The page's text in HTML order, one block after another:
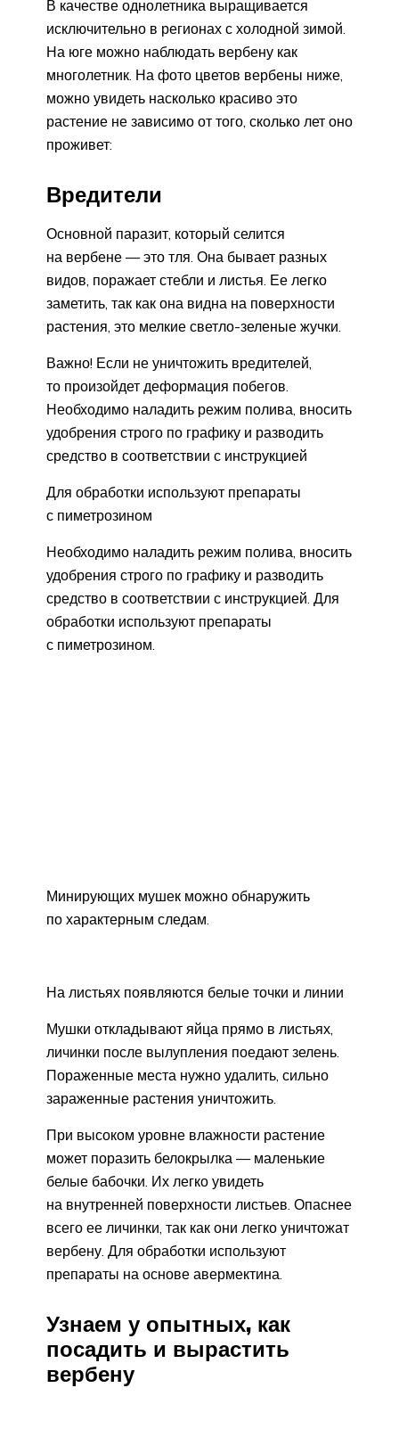
В качестве однолетника выращивается
исключительно в регионах с холодной зимой.
На юге можно наблюдать вербену как
многолетник. На фото цветов вербены ниже,
можно увидеть насколько красиво это
растение не зависимо от того, сколько лет оно
проживет:
Вредители
Основной паразит, который селится
на вербене — это тля. Она бывает разных
видов, поражает стебли и листья. Ее легко
заметить, так как она видна на поверхности
растения, это мелкие светло-зеленые жучки.
Важно! Если не уничтожить вредителей,
то произойдет деформация побегов.
Необходимо наладить режим полива, вносить
удобрения строго по графику и разводить
средство в соответствии с инструкцией
Для обработки используют препараты
с пиметрозином
Необходимо наладить режим полива, вносить
удобрения строго по графику и разводить
средство в соответствии с инструкцией. Для
обработки используют препараты
с пиметрозином.
Минирующих мушек можно обнаружить
по характерным следам.
На листьях появляются белые точки и линии
Мушки откладывают яйца прямо в листьях,
личинки после вылупления поедают зелень.
Пораженные места нужно удалить, сильно
зараженные растения уничтожить.
При высоком уровне влажности растение
может поразить белокрылка — маленькие
белые бабочки. Их легко увидеть
на внутренней поверхности листьев. Опаснее
всего ее личинки, так как они легко уничтожат
вербену. Для обработки используют
препараты на основе авермектина.
Узнаем у опытных, как
посадить и вырастить
вербену